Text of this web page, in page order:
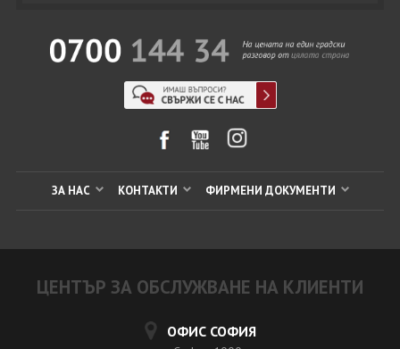
ЗА НАС КОНТАКТИ ФИРМЕНИ ДОКУМЕНТИ
ЦЕНТЪР ЗА ОБСЛУЖВАНЕ НА КЛИЕНТИ
ОФИС СОФИЯ